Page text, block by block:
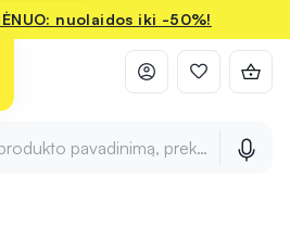
nuolaidos iki -50%!
pavadinimą, prekės ženklą ir